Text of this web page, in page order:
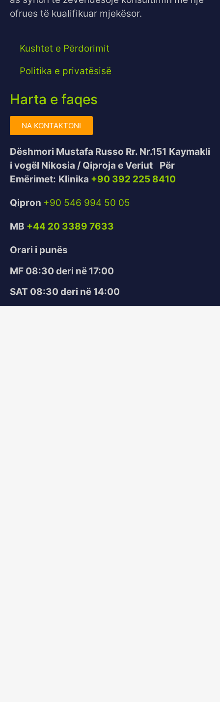
ofrues të kualifikuar mjekësor.
Kushtet e Përdorimit
Politika e privatësisë
Harta e faqes
NA KONTAKTONI
Dëshmori Mustafa Russo Rr. Nr.151 Kaymakli
i vogël Nikosia / Qiproja e Veriut
Për
Emërimet: Klinika +90 392 225 8410
Qipron +90 546 994 50 05
MB +44 20 3389 7633
Orari i punës
MF 08:30 deri në 17:00
SAT 08:30 deri në 14:00